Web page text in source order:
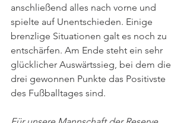
anschließend alles nach vorne und
spielte auf Unentschieden. Einige
brenzlige Situationen galt es noch zu
entschärfen. Am Ende steht ein sehr
glücklicher Auswärtssieg, bei dem die
drei gewonnen Punkte das Positivste
des Fußballtages sind.